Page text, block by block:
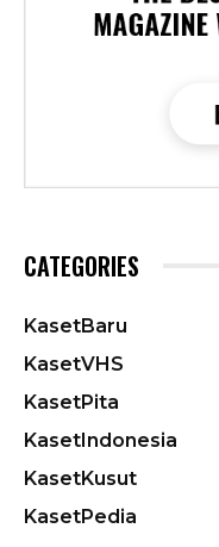
CATEGORIES
KasetBaru
KasetVHS
KasetPita
KasetIndonesia
KasetKusut
KasetPedia